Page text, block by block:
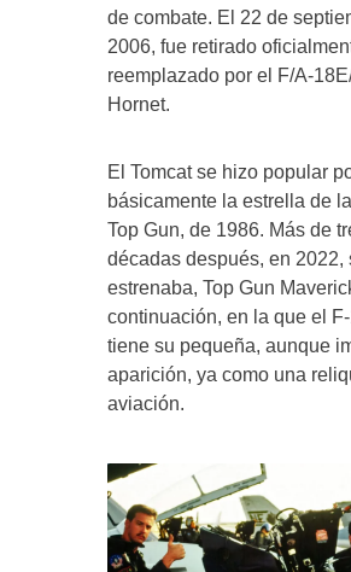
de combate. El 22 de
2006, fue retirado
reemplazado por el F/A-
Hornet.
El Tomcat se hizo popular
básicamente la estrella de
Top Gun, de 1986. Más de
décadas después, en 2022,
estrenaba, Top Gun
continuación, en la que el
tiene su pequeña, aunque
aparición, ya como una
aviación.